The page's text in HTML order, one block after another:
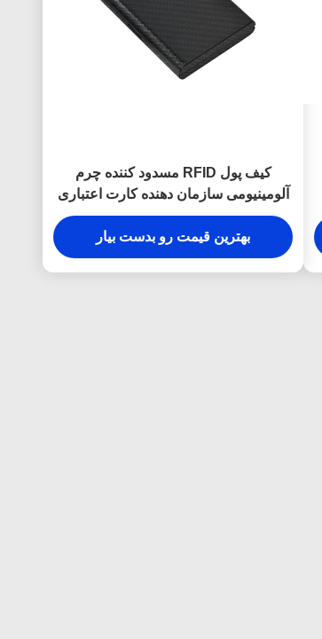
کیف پول RFID مسدود کننده چرم
آلومینیومی سازمان دهنده کارت اعتباری
فیبر کربن
بهترین قیمت رو بدست بیار